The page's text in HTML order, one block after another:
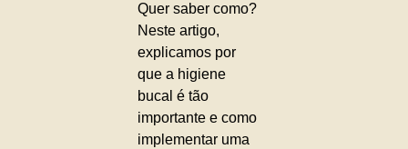
Quer saber como?
Neste artigo,
explicamos por
que a higiene
bucal é tão
importante e como
implementar uma